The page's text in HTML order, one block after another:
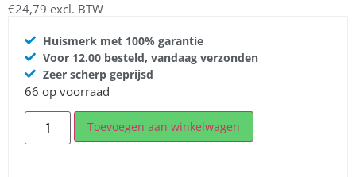
€24,79 excl. BTW
Huismerk met 100% garantie
Voor 12.00 besteld, vandaag verzonden
Zeer scherp geprijsd
66 op voorraad
Toevoegen aan winkelwagen